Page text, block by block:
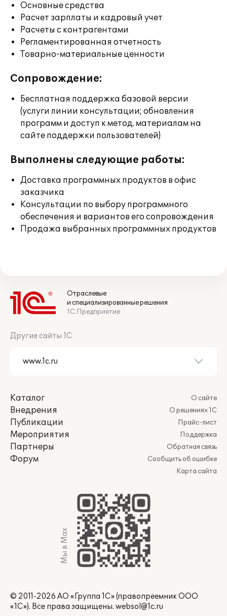
Основные средства
Расчет зарплаты и кадровый учет
Расчеты с контрагентами
Регламентированная отчетность
Товарно-материальные ценности
Сопровождение:
Бесплатная поддержка базовой версии
(услуги линии консультации; обновления
программ и доступ к метод. материалам на
сайте поддержки пользователей)
Выполнены следующие работы:
Доставка программных продуктов в офис
заказчика
Консультации по выбору программного
обеспечения и вариантов его сопровождения
Продажа выбранных программных продуктов
Отраслевые
и специализированные решения
1С:Предприятие
Другие сайты 1С
Каталог
Внедрения
Публикации
Мероприятия
Партнеры
Форум
О сайте
О решениях 1С
Прайс-лист
Поддержка
Обратная связь
Сообщить об ошибке
Карта сайта
Мы в Max
© 2011-2026 АО «Группа 1С» (правопреемник ООО
«1С»). Все права защищены. websol@1c.ru